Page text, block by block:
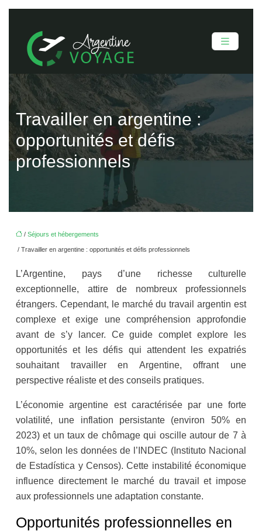
Travailler en argentine :
opportunités et défis
professionnels
/ Séjours et hébergements
/ Travailler en argentine : opportunités et défis professionnels
L’Argentine, pays d’une richesse culturelle
exceptionnelle, attire de nombreux professionnels
étrangers. Cependant, le marché du travail argentin est
complexe et exige une compréhension approfondie
avant de s’y lancer. Ce guide complet explore les
opportunités et les défis qui attendent les expatriés
souhaitant travailler en Argentine, offrant une
perspective réaliste et des conseils pratiques.
L’économie argentine est caractérisée par une forte
volatilité, une inflation persistante (environ 50% en
2023) et un taux de chômage qui oscille autour de 7 à
10%, selon les données de l’INDEC (Instituto Nacional
de Estadística y Censos). Cette instabilité économique
influence directement le marché du travail et impose
aux professionnels une adaptation constante.
Opportunités professionnelles en